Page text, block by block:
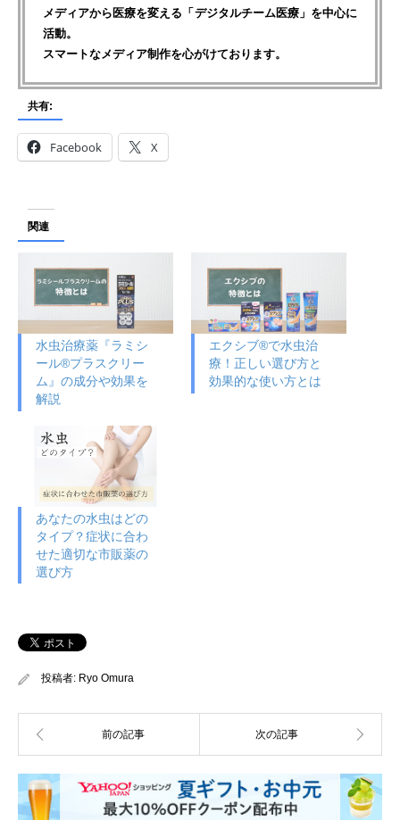
メディアから医療を変える「デジタルチーム医療」を中心に
活動。
スマートなメディア制作を心がけております。
共有:
Facebook X
関連
水虫治療薬『ラミシ
ール®プラスクリー
ム』の成分や効果を
解説
エクシブ®で水虫治
療！正しい選び方と
効果的な使い方とは
あなたの水虫はどの
タイプ？症状に合わ
せた適切な市販薬の
選び方
投稿者: Ryo Omura